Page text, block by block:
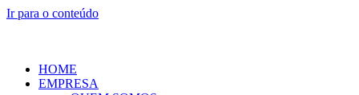
Ir para o conteúdo
HOME
EMPRESA